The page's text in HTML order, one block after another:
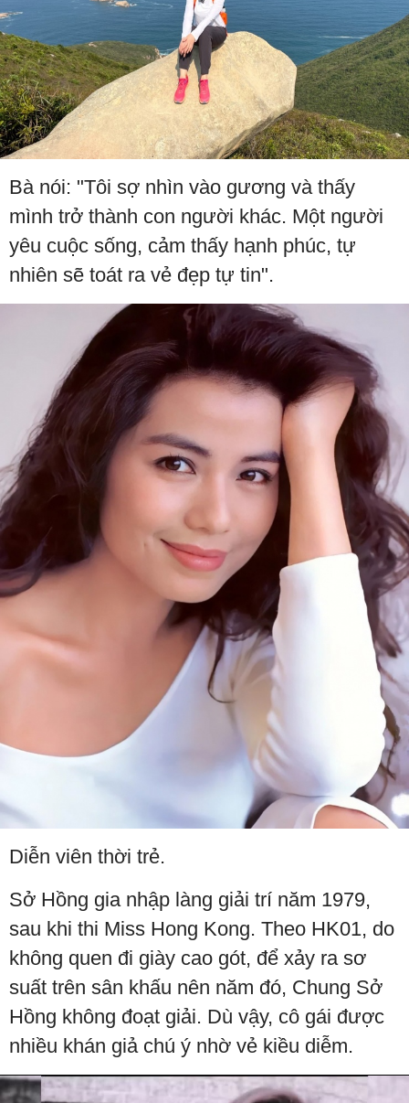
Bà nói: "Tôi sợ nhìn vào gương và thấy
mình trở thành con người khác. Một người
yêu cuộc sống, cảm thấy hạnh phúc, tự
nhiên sẽ toát ra vẻ đẹp tự tin".
Diễn viên thời trẻ.
Sở Hồng gia nhập làng giải trí năm 1979,
sau khi thi Miss Hong Kong. Theo HK01, do
không quen đi giày cao gót, để xảy ra sơ
suất trên sân khấu nên năm đó, Chung Sở
Hồng không đoạt giải. Dù vậy, cô gái được
nhiều khán giả chú ý nhờ vẻ kiều diễm.